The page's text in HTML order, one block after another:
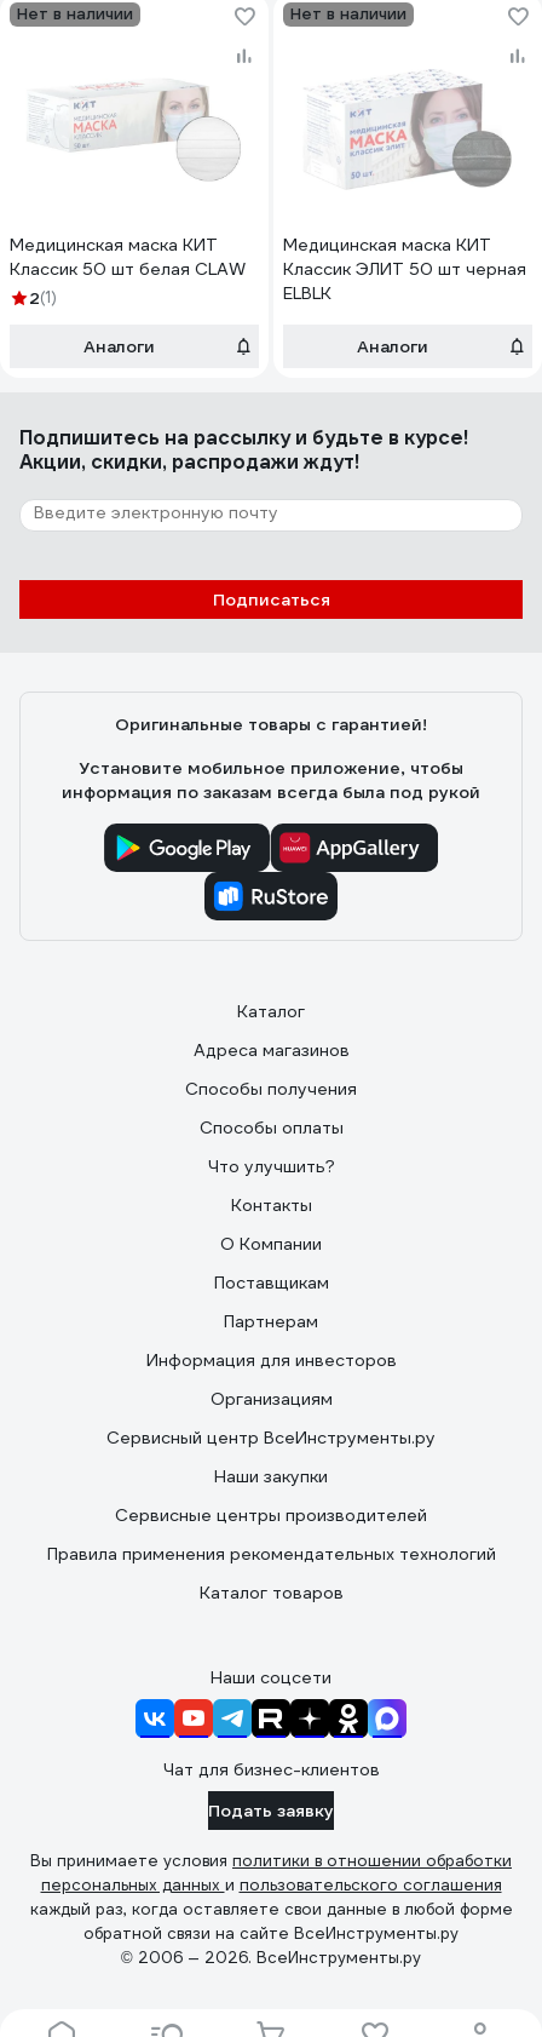
Нет в наличии
Медицинская маска КИТ
Классик 50 шт белая CLAW
2(1)
Аналоги
Нет в наличии
Медицинская маска КИТ
Классик ЭЛИТ 50 шт черная
ELBLK
Аналоги
Подпишитесь на рассылкуи будьте в курсе!
Акции, скидки, распродажи ждут!
Подписаться
Оригинальные товары с гарантией!
Установите мобильное приложение, чтобы
информация по заказам всегда была под рукой
Каталог
Адреса магазинов
Способы получения
Способы оплаты
Что улучшить?
Контакты
О Компании
Поставщикам
Партнерам
Информация для инвесторов
Организациям
Сервисный центр ВсеИнструменты.ру
Наши закупки
Сервисные центры производителей
Правила применения рекомендательных технологий
Каталог товаров
Наши соцсети
Чат для бизнес-клиентов
Подать заявку
Вы принимаете условия политики в отношении обработки
персональных данных и пользовательского соглашения
каждый раз, когда оставляете свои данные в любой форме
обратной связи на сайте ВсеИнструменты.ру
© 2006 — 2026. ВсеИнструменты.ру